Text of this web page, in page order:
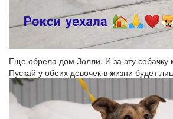
Еще обрела дом Золли. И за эту
Пускай у обеих девочек в жизни будет